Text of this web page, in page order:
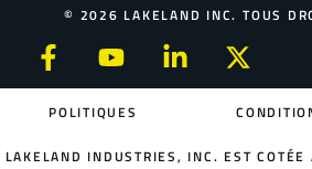
© 2026 LAKELAND INC. TOUS
POLITIQUES
LAKELAND INDUSTRIES, INC. EST